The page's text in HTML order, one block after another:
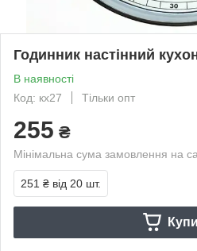
Годинник настінний
В наявності
Код: кх27
Тільки опт
255 ₴
Мінімальна сума замовлення на
251 ₴ від 20 шт.